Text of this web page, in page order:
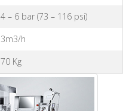
4 – 6 bar (73 – 116 psi)
3m3/h
70 Kg